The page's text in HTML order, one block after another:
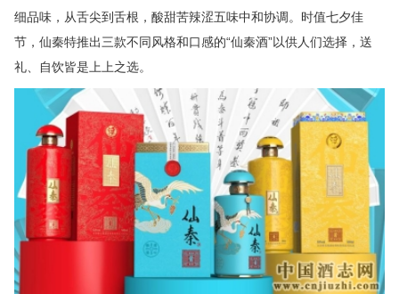
细品味，从舌尖到舌根，酸甜苦辣涩五味中和协调。时值七夕佳
节，仙秦特推出三款不同风格和口感的“仙秦酒”以供人们选择，送
礼、自饮皆是上上之选。